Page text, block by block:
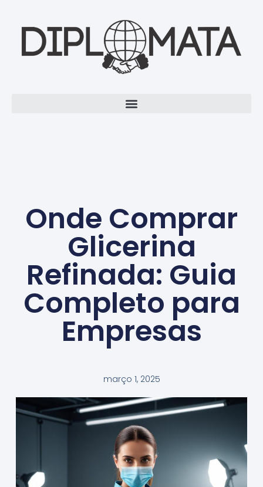
Onde Comprar
Glicerina
Refinada: Guia
Completo para
Empresas
março 1, 2025